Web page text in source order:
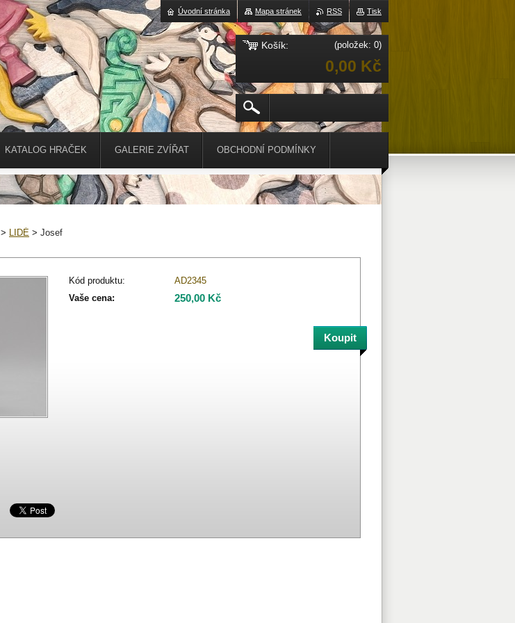
> LIDÉ > Josef
Kód produktu:
AD2345
Vaše cena:
250,00 Kč
KATALOG HRAČEK GALERIE ZVÍŘAT OBCHODNÍ PODMÍNKY
Tisk
RSS
Mapa stránek
Úvodní stránka
Košík: (položek: 0)
0,00 Kč